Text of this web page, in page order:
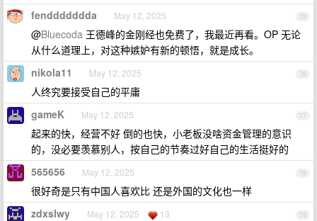
75
fenddddddda May 12, 2025
@Bluecoda 王德峰的金刚经也免费了，我最近再看。OP 无论
从什么道理上，对这种嫉妒有新的顿悟，就是成长。
76
nikola11 May 12, 2025
人终究要接受自己的平庸
77
gameK May 12, 2025
起来的快，经营不好 倒的也快，小老板没啥资金管理的意识
的，没必要羡慕别人，按自己的节奏过好自己的生活挺好的
78
565656 May 12, 2025
很好奇是只有中国人喜欢比 还是外国的文化也一样
79
zdxslwy May 12, 2025 13